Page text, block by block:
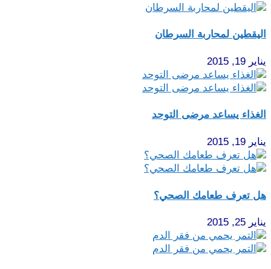
اليقطين لمحاربة السرطان
يناير 19, 2015
الغذاء يساعد مرضى التوحد
يناير 19, 2015
هل تعرف طعامك الصحي؟
يناير 25, 2015